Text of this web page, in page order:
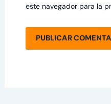
este navegador para la